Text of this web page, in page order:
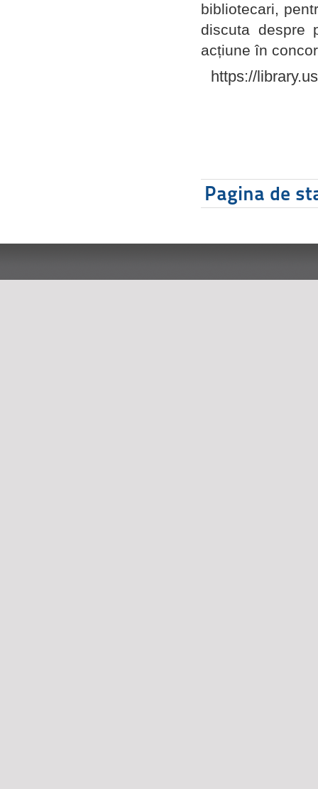
bibliotecari,
discuta despre
acțiune în
https://
Pagina de